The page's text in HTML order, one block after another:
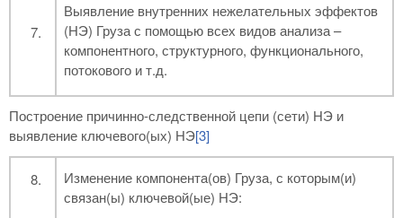
Выявление внутренних нежелательных эффектов
(НЭ) Груза с помощью всех видов анализа –
компонентного, структурного, функционального,
потокового и т.д.
Построение причинно-следственной цепи (сети) НЭ и
выявление ключевого(ых) НЭ[3]
Изменение компонента(ов) Груза, с которым(и)
связан(ы) ключевой(ые) НЭ: